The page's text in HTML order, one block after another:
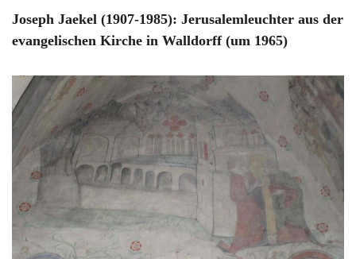
Joseph Jaekel (1907-1985): Jerusalemleuchter aus der
evangelischen Kirche in Walldorff (um 1965)